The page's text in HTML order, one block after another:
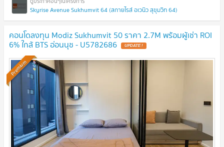
Skyrise Avenue Sukhumvit 64 (สกายไรส์ อเวนิว สุขุมวิท 64)
คอนโดลงทุน Modiz Sukhumvit 50 ราคา 2.7M พร้อมผู้เช่า ROI
6% ใกล้ BTS อ่อนนุช - U5782686
Premium